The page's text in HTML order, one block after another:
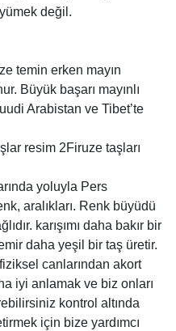
değil.
temin erken mayın
Büyük başarı mayınlı
Arabistan ve Tibet’te
resim 2Firuze taşları
yoluyla Pers
aralıkları. Renk büyüdü
karışımı daha bakır bir
daha yeşil bir taş üretir.
canlarından akort
iyi anlamak ve biz onları
kontrol altında
için bize yardımcı